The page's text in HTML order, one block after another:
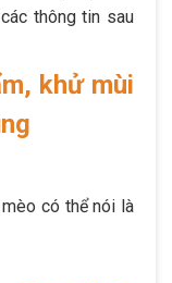
thông tin sau
khử mùi
có thể nói là